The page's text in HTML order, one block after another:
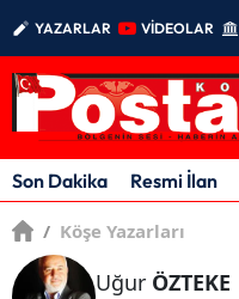
YAZARLAR VİDEOLAR
Son Dakika Resmi İlan
/ Köşe Yazarları
Uğur ÖZTEKE